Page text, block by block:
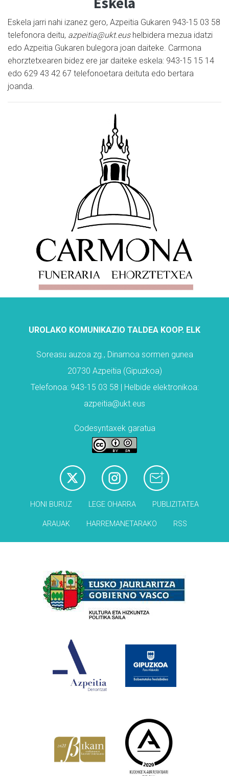
Eskela jarri nahi izanez gero, Azpeitia Gukaren 943-15 03 58
telefonora deitu, azpeitia@ukt.eushelbidera mezua idatzi
edo Azpeitia Gukaren bulegora joan daiteke. Carmona
ehorztetxearen bidez ere jar daiteke eskela: 943-15 15 14
edo 629 43 42 67 telefonoetara deituta edo bertara
joanda.
UROLAKO KOMUNIKAZIO TALDEA KOOP. ELK
Soreasu auzoa zg., Dinamoa sormen gunea
20730 Azpeitia (Gipuzkoa)
Telefonoa: 943-15 03 58 | Helbide elektronikoa:
azpeitia@ukt.eus
Codesyntaxek garatua
HONI BURUZ LEGE OHARRA PUBLIZITATEA
ARAUAK HARREMANETARAKO RSS